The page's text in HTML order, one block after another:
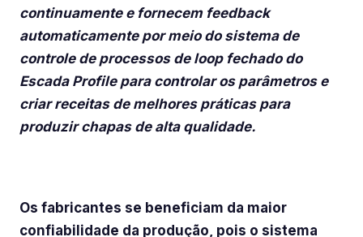
continuamente e fornecem feedback
automaticamente por meio do sistema de
controle de processos de loop fechado do
Escada Profile para controlar os parâmetros e
criar receitas de melhores práticas para
produzir chapas de alta qualidade.
Os fabricantes se beneficiam da maior
confiabilidade da produção, pois o sistema